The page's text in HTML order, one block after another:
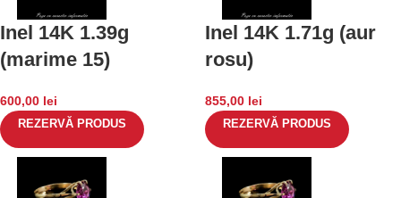
Inel 14K 1.39g
(marime 15)
600,00 lei
REZERVĂ PRODUS
Inel 14K 1.71g (aur
rosu)
855,00 lei
REZERVĂ PRODUS